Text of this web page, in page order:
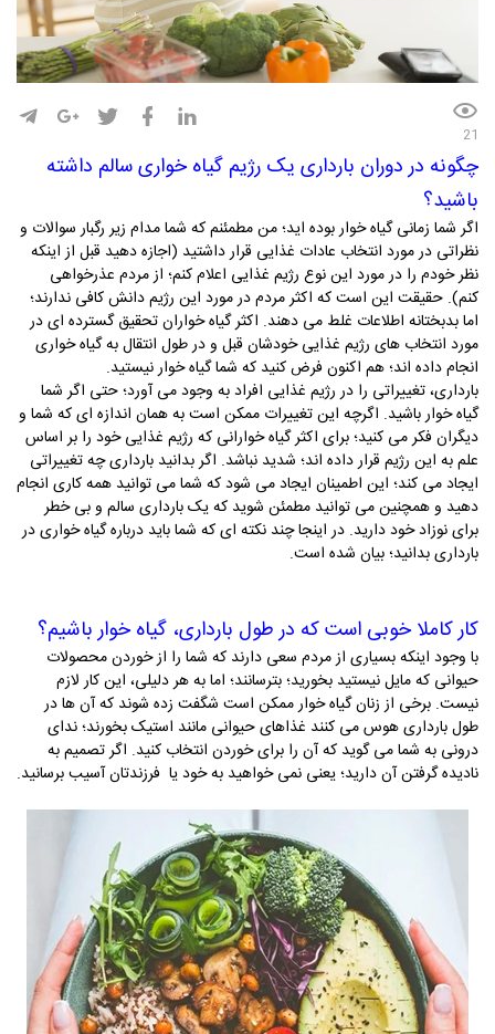
21
چگونه در دوران بارداری یک رژیم گیاه خواری سالم داشته
باشید؟
اگر شما زمانی گیاه خوار بوده ­اید؛ من مطمئنم که شما مدام زیر رگبار سوالات و
نظراتی در مورد انتخاب عادات غذایی قرار داشتید (اجازه دهید قبل از اینکه
نظر خودم را در مورد این نوع رژیم غذایی اعلام کنم؛ از مردم عذرخواهی
کنم). حقیقت این است که اکثر مردم در مورد این رژیم دانش کافی ندارند؛
اما بدبختانه اطلاعات غلط می ­دهند. اکثر گیاه خواران تحقیق گسترده ­ای در
مورد انتخاب­ های رژیم غذایی خودشان قبل و در طول انتقال به گیاه خواری
انجام داده­ اند؛ هم اکنون فرض کنید که شما گیاه خوار نیستید.
بارداری، تغییراتی را در رژیم غذایی افراد به وجود می ­آورد؛ حتی اگر شما
گیاه خوار باشید. اگرچه این تغییرات ممکن است به همان اندازه ­ای که شما و
دیگران فکر می­ کنید؛ برای اکثر گیاه خوارانی که رژیم غذایی خود را بر اساس
علم به این رژیم قرار داده­ اند؛ شدید نباشد. اگر بدانید بارداری چه تغییراتی
ایجاد می­ کند؛ این اطمینان ایجاد می­ شود که شما می ­توانید همه کاری انجام
دهید و همچنین می ­توانید مطمئن شوید که یک بارداری سالم و بی­ خطر
برای نوزاد خود دارید. در اینجا چند نکته ­ای که شما باید درباره­ گیاه خواری در
بارداری بدانید؛ بیان شده است.
کار کاملا خوبی است که در طول بارداری، گیاه خوار باشیم؟
با وجود اینکه بسیاری از مردم سعی دارند که شما را از خوردن محصولات
حیوانی که مایل نیستید بخورید؛ بترسانند؛ اما به هر دلیلی، این کار لازم
نیست. برخی از زنان گیاه خوار ممکن است شگفت­ زده شوند که آن ها در
طول بارداری هوس می­ کنند غذاهای حیوانی مانند استیک بخورند؛ ندای
درونی به شما می­ گوید که آن را برای خوردن انتخاب کنید. اگر تصمیم به
نادیده گرفتن آن دارید؛ یعنی نمی­ خواهید به خود یا فرزندتان آسیب برسانید.